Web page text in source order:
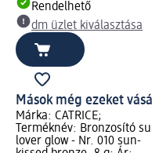
Rendelhető
dm üzlet kiválasztása
Mások még ezeket
Márka: CATRICE;
Terméknév: Bronzosító
lover glow - Nr. 010 sun-